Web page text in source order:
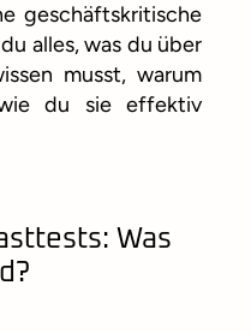
geschäftskritische
alles, was du über
musst, warum
du sie effektiv
Was